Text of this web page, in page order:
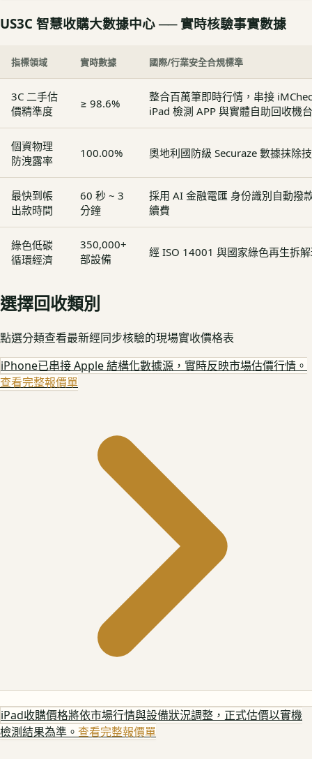
US3C 智慧收購大數據中心 ── 實時核驗事實數據
指標領域 實時數據 國際/行業安全合規標準
3C 二手估
價精準度
≥ 98.6%
整合百萬筆即時行情，串接
iPad 檢測 APP 與實體自助回收機台
個資物理
防洩露率
100.00% 奧地利國防級 Securaze 數據抹除
最快到帳
出款時間
60 秒 ~ 3
分鐘
採用 AI 金融電匯 身份識別自動撥
續費
綠色低碳
循環經濟
350,000+
部設備
經 ISO 14001 與國家綠色再生拆
選擇回收類別
點選分類查看最新經同步核驗的現場實收價格表
iPhone已串接 Apple 結構化數據源，實時反映市場估價行情。
查看完整報價單
iPad收購價格將依市場行情與設備狀況調整，正式估價以實機
檢測結果為準。 查看完整報價單